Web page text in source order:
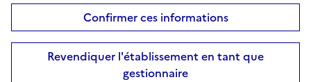
Confirmer ces informations
Revendiquer l'établissement en tant que
gestionnaire